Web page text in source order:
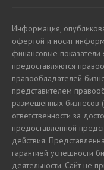
Информация,
офертой и носит
финансовые
предоставляются
правообладателей
представителем
размещенных бизнесов
ответственности за
предоставленной
действия.
гарантией успешности
деятельности. Сайт не